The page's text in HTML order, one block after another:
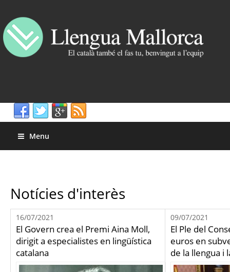
Menu
Notícies d'interès
16/07/2021
El Govern crea el Premi Aina Moll,
dirigit a especialistes en lingüística
catalana
09/07/2021
El Ple del
euros en
de la llengua i